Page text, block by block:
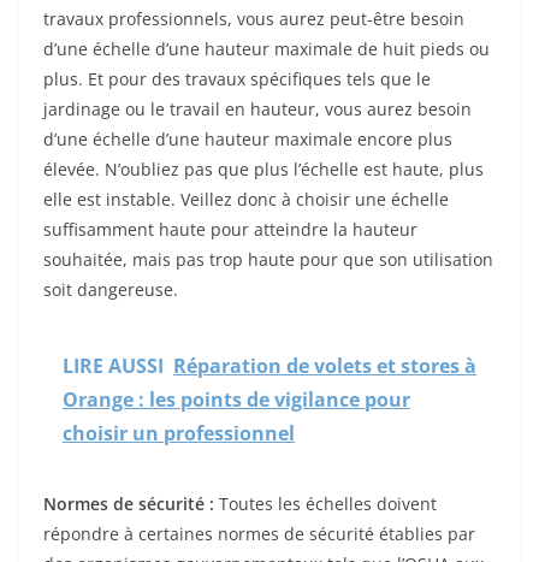
travaux professionnels, vous aurez peut-être besoin
d’une échelle d’une hauteur maximale de huit pieds ou
plus. Et pour des travaux spécifiques tels que le
jardinage ou le travail en hauteur, vous aurez besoin
d’une échelle d’une hauteur maximale encore plus
élevée. N’oubliez pas que plus l’échelle est haute, plus
elle est instable. Veillez donc à choisir une échelle
suffisamment haute pour atteindre la hauteur
souhaitée, mais pas trop haute pour que son utilisation
soit dangereuse.
LIRE AUSSI Réparation de volets et stores à
Orange : les points de vigilance pour
choisir un professionnel
Normes de sécurité : Toutes les échelles doivent
répondre à certaines normes de sécurité établies par